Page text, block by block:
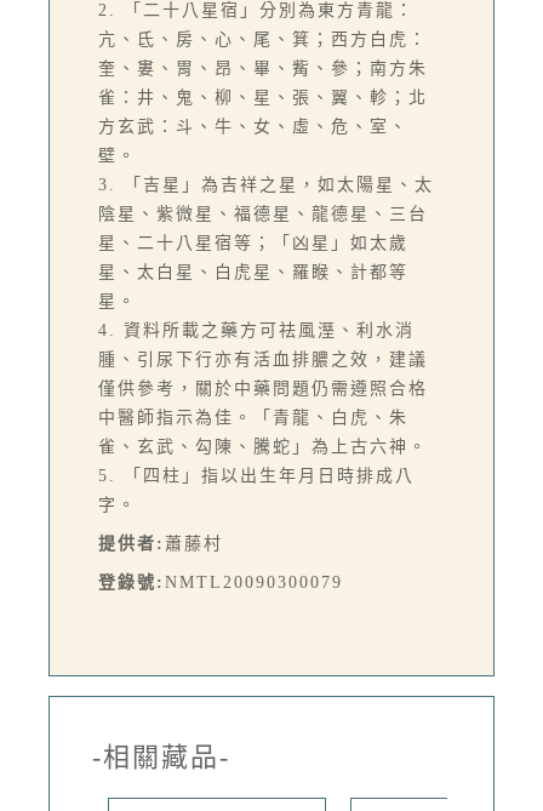
2. 「二十八星宿」分別為東方青龍：
亢、氐、房、心、尾、箕；西方白虎：
奎、婁、胃、昂、畢、觜、參；南方朱
雀：井、鬼、柳、星、張、翼、軫；北
方玄武：斗、牛、女、虛、危、室、
壁。
3. 「吉星」為吉祥之星，如太陽星、太
陰星、紫微星、福德星、龍德星、三台
星、二十八星宿等；「凶星」如太歲
星、太白星、白虎星、羅睺、計都等
星。
4. 資料所載之藥方可祛風溼、利水消
腫、引尿下行亦有活血排膿之效，建議
僅供參考，關於中藥問題仍需遵照合格
中醫師指示為佳。「青龍、白虎、朱
雀、玄武、勾陳、騰蛇」為上古六神。
5. 「四柱」指以出生年月日時排成八
字。
提供者: 蕭藤村
登錄號: NMTL20090300079
-相關藏品-